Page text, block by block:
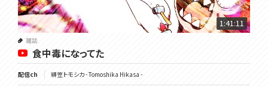
1:41:11
雑談
食中毒になってた
配信ch 緋笠トモシカ - Tomoshika Hikasa -